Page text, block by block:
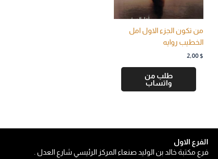
من تكون الجزء الاول امل
الخطيب روايه
2,00 $
طلب من
واتساب
الفرع الاول
فرع مكتبة خالد بن الوليد صنعاء المركز الرئيسي شارع العدل .